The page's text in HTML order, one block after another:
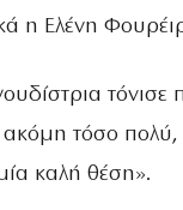
η Ελένη
τόνισε
τόσο πολύ,
καλή θέση».